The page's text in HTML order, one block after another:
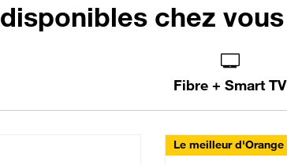
chez vous
Fibre + Smart TV
Le meilleur d'Orange